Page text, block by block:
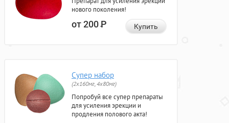
нового поколения!
от 200Р Купить
Супер набор
(2х160мг, 4х80мг)
Попробуй все супер препараты
для усиления эрекции и
продления полового акта!